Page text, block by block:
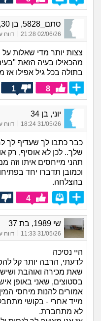
סתם_5828, בן 30, אורח
02/06/26 21:28
| דווח
צצות יותר מדי שאלות על
מהכאילו בעיה הזאת
בתולה בכל גיל אפילו אז
8
1
יוני, בן 34
31/05/26 18:24 דווח
כבר כתבו לך שעדיף לך
שלך.. לכן לא אוסיף, רק
תהני מייחסים איתו וזה
וכמובן תדברו יחד
בהצלחה.
4
שי 1989, בת 37
31/05/26 11:33 דווח
היי נסיכה
לדעתי, הרבה יותר קל
שאת מכירה ואוהבת ושיש
בסטוצים, שאני באופן
אמורים להנות מיחסי
מייד אחרי - בקושי
לא מתחברת.